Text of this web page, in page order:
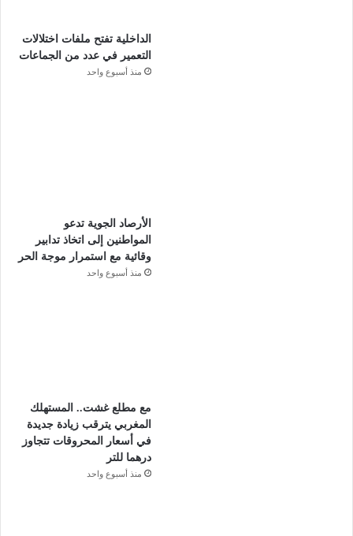
الداخلية تفتح ملفات اختلالات
التعمير في عدد من الجماعات
منذ أسبوع واحد
الأرصاد الجوية تدعو
المواطنين إلى اتخاذ تدابير
وقائية مع استمرار موجة الحر
منذ أسبوع واحد
مع مطلع غشت.. المستهلك
المغربي يترقب زيادة جديدة
في أسعار المحروقات تتجاوز
درهما للتر
منذ أسبوع واحد